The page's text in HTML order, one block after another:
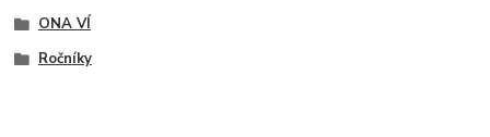
ONA VÍ
Ročníky